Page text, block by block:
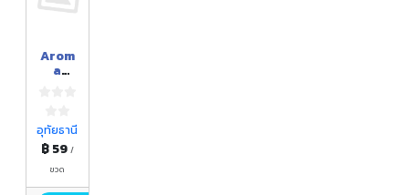
Arom
a
อุทัยธานี
฿ 59 /
ขวด